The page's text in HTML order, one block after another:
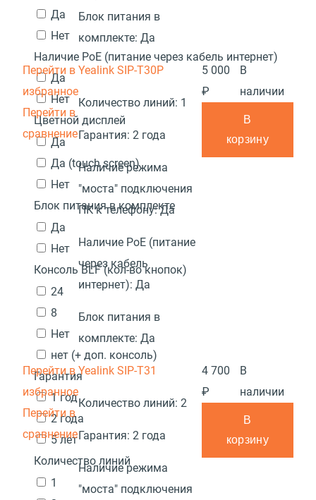
Да
Нет
Наличие PoE (питание через кабель интернет)
Да
Нет
Цветной дисплей
Да
Да (touch screen)
Нет
Блок питания в комплекте
Да
Нет
Консоль BLF (кол-во кнопок)
24
8
Нет
нет (+ доп. консоль)
Гарантия
1 год
2 года
5 лет
Количество линий
1
Блок питания в
комплекте: Да
Перейти в
избранное
Перейти в
сравнение
Yealink SIP-T30P
Количество линий: 1
Гарантия: 2 года
Наличие режима
"моста" подключения
ПК к телефону:Да
Наличие PoE (питание
через кабель
интернет): Да
Блок питания в
комплекте: Да
5 000
₽
В
наличии
В
корзину
Перейти в
избранное
Перейти в
сравнение
Yealink SIP-T31
Количество линий: 2
Гарантия: 2 года
Наличие режима
"моста" подключения
4 700
₽
В
наличии
В
корзину